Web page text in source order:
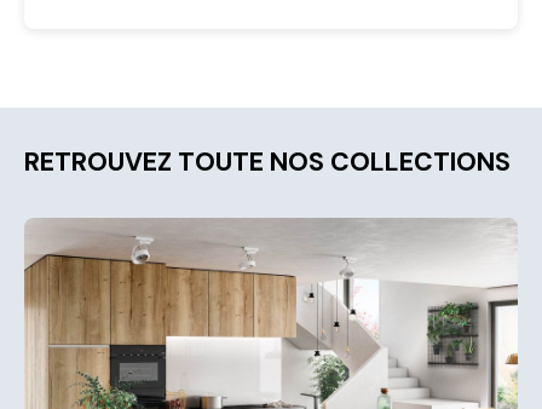
RETROUVEZ TOUTE NOS COLLECTIONS